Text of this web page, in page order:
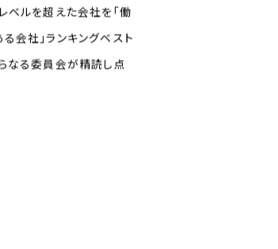
ルを超えた会社を「働
会社」ランキングベスト
なる委員会が精読し点